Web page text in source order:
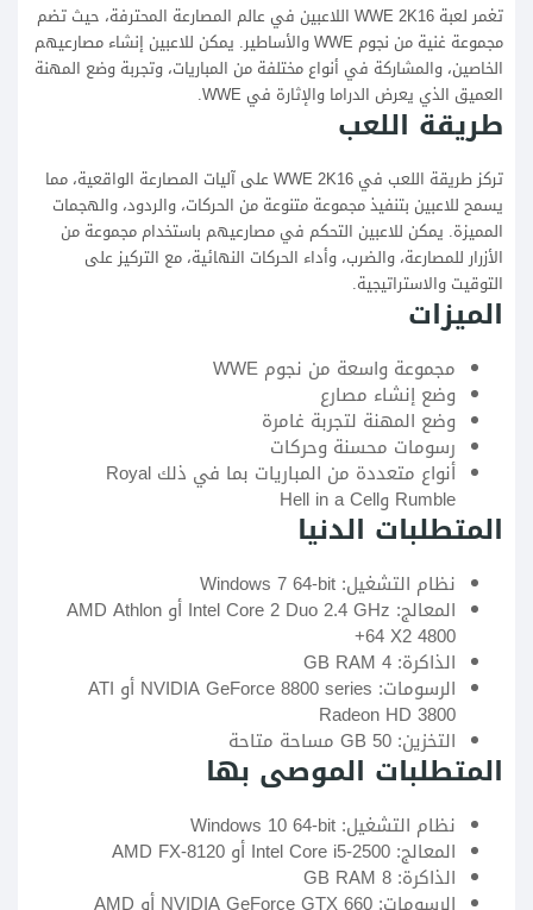
تغمر لعبة WWE 2K16 اللاعبين في عالم المصارعة المحترفة، حيث تضم
مجموعة غنية من نجوم WWE والأساطير. يمكن للاعبين إنشاء مصارعيهم
الخاصين، والمشاركة في أنواع مختلفة من المباريات، وتجربة وضع المهنة
العميق الذي يعرض الدراما والإثارة في WWE.
طريقة اللعب
تركز طريقة اللعب في WWE 2K16 على آليات المصارعة الواقعية، مما
يسمح للاعبين بتنفيذ مجموعة متنوعة من الحركات، والردود، والهجمات
المميزة. يمكن للاعبين التحكم في مصارعيهم باستخدام مجموعة من
الأزرار للمصارعة، والضرب، وأداء الحركات النهائية، مع التركيز على
التوقيت والاستراتيجية.
الميزات
مجموعة واسعة من نجوم WWE
وضع إنشاء مصارع
وضع المهنة لتجربة غامرة
رسومات محسنة وحركات
أنواع متعددة من المباريات بما في ذلك Royal
Rumble وHell in a Cell
المتطلبات الدنيا
نظام التشغيل: Windows 7 64-bit
المعالج: Intel Core 2 Duo 2.4 GHz أو AMD Athlon
64 X2 4800+
الذاكرة: 4 GB RAM
الرسومات: NVIDIA GeForce 8800 series أو ATI
Radeon HD 3800
التخزين: 50 GB مساحة متاحة
المتطلبات الموصى بها
نظام التشغيل: Windows 10 64-bit
المعالج: Intel Core i5-2500 أو AMD FX-8120
الذاكرة: 8 GB RAM